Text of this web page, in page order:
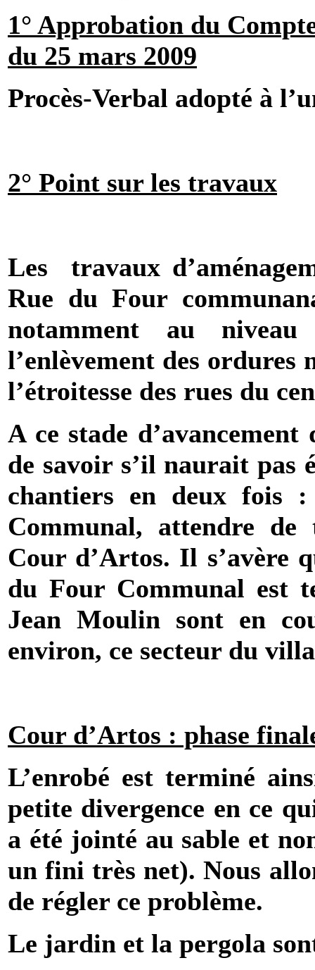
1° Approbation du
du 25 mars 2009
Procès-Verbal adopté à
2° Point sur les travaux
Les
travaux
Rue du Four
notamment au
l’enlèvement des ordures
l’étroitesse des rues du
A ce stade
de savoir s’il naurait pas
chantiers en deux fois
Communal, attendre
Cour d’Artos. Il s’avère
du Four Communal est
Jean Moulin sont en
environ, ce secteur du
Cour d’Artos : phase
L’enrobé est terminé
petite divergence en ce
a été jointé au sable et
un fini très net). Nous
de régler ce problème.
Le jardin et la pergola